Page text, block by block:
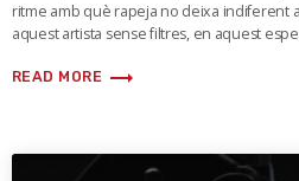
ritme amb què rapeja no deixa indiferent
aquest artista sense filtres, en aquest
READ MORE trending_flat